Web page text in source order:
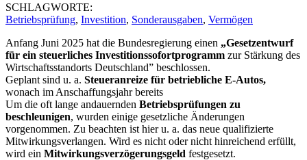
SCHLAGWORTE:
Betriebsprüfung, Investition, Sonderausgaben, Vermögen
Anfang Juni 2025 hat die Bundesregierung einen „Gesetzentwurf
für ein steuerliches Investitionssofortprogramm zur Stärkung des
Wirtschaftsstandorts Deutschland” beschlossen.
Geplant sind u. a. Steueranreize für betriebliche E-Autos,
wonach im Anschaffungsjahr bereits
Um die oft lange andauernden Betriebsprüfungen zu
beschleunigen, wurden einige gesetzliche Änderungen
vorgenommen. Zu beachten ist hier u. a. das neue qualifizierte
Mitwirkungsverlangen. Wird es nicht oder nicht hinreichend erfüllt,
wird ein Mitwirkungsverzögerungsgeld festgesetzt.